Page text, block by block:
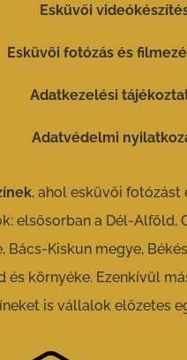
Esküvői
Esküvői fotózás és
Adatkezelési
Adatvédelmi
, ahol esküvői fotózást
elsősorban a Dél-Alföld,
Bács-Kiskun megye,
és környéke. Ezenkívül
is vállalok előzetes